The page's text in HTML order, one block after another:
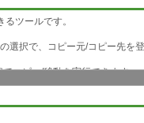
ツールです。
選択で、コピー元/コピー先を
コピー/移動を実行できます。
ファイル内容が変更されたら